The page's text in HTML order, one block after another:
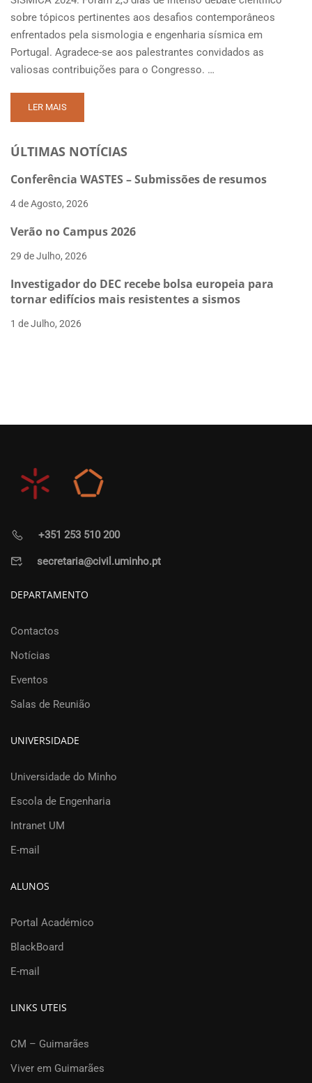
sobre tópicos pertinentes aos desafios contemporâneos
enfrentados pela sismologia e engenharia sísmica em
Portugal. Agradece-se aos palestrantes convidados as
valiosas contribuições para o Congresso. …
READ
MORE
CONGRESSO
2024
LER MAIS
ÚLTIMAS NOTÍCIAS
Conferência WASTES – Submissões de resumos
4 de Agosto, 2026
Verão no Campus 2026
29 de Julho, 2026
Investigador do DEC recebe bolsa europeia para
tornar edifícios mais resistentes a sismos
1 de Julho, 2026
+351 253 510 200
secretaria@civil.uminho.pt
DEPARTAMENTO
Contactos
Notícias
Eventos
Salas de Reunião
UNIVERSIDADE
Universidade do Minho
Escola de Engenharia
Intranet UM
E-mail
ALUNOS
Portal Académico
BlackBoard
E-mail
LINKS UTEIS
CM – Guimarães
Viver em Guimarães